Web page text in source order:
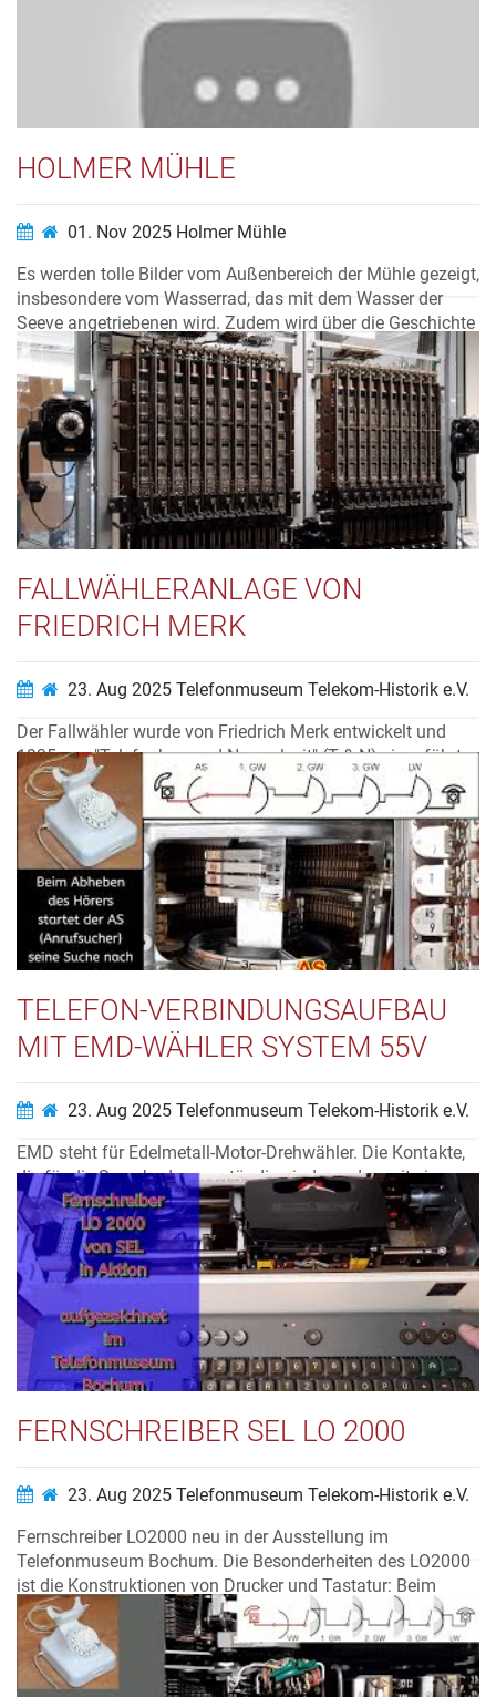
HOLMER MÜHLE
01. Nov 2025 Holmer Mühle
Es werden tolle Bilder vom Außenbereich der Mühle gezeigt,
insbesondere vom Wasserrad, das mit dem Wasser der
Seeve angetriebenen wird. Zudem wird über die Geschichte
der historischen Wassermühle seit ihrer
Wiederinstandsetzung seit 1974 berichtet. Das Video wurde
von Uwe Franzen vom atelier hand...
Video ansehen…
FALLWÄHLERANLAGE VON
FRIEDRICH MERK
23. Aug 2025 Telefonmuseum Telekom-Historik e.V.
Der Fallwähler wurde von Friedrich Merk entwickelt und
1935 von "Telefonbau und Normalzeit" (T & N) eingeführt
Der Wähler besteht aus einem Kontaktschlitten und einem
Einstellwerk, der sich durch die Schwerkraft nach unten
bewegt. Ausgestellt im Telefonmuseum Bochum des
Vereins Telekom-Histor...
Video ansehen…
TELEFON-VERBINDUNGSAUFBAU
MIT EMD-WÄHLER SYSTEM 55V
23. Aug 2025 Telefonmuseum Telekom-Historik e.V.
EMD steht für Edelmetall-Motor-Drehwähler. Die Kontakte,
die für die Sprechadern zuständig sind, werden mit einer
Silber-Palladium Auflage versehen. Das verbesserte die
Kontaktgabe erheblich, so dass während einer Verbindung
keine Geräusche mehr auftreten. Die mechanische
Abnutzung wird dadurch r...
Video ansehen…
FERNSCHREIBER SEL LO 2000
23. Aug 2025 Telefonmuseum Telekom-Historik e.V.
Fernschreiber LO2000 neu in der Ausstellung im
Telefonmuseum Bochum. Die Besonderheiten des LO2000
ist die Konstruktionen von Drucker und Tastatur: Beim
Drucker rotieren die Typen an langen Hebeln mit 16
Umdrehungen pro Sekunde im Typenhebelkarussell. Die
ausgewählte Type wird durch einen Elektro...